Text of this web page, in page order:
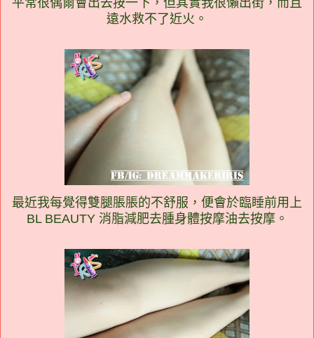
遠水救不了近火。
最近我每覺得雙腿脹脹的不舒服，便會於臨睡前用上
BL BEAUTY 消脂減肥去腫身體按摩油去按摩。